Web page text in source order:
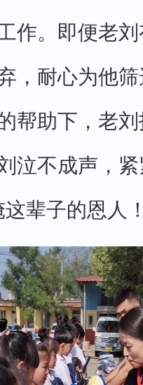
作。即便老
，耐心为他
帮助下，老
泣不成声，
辈子的恩人